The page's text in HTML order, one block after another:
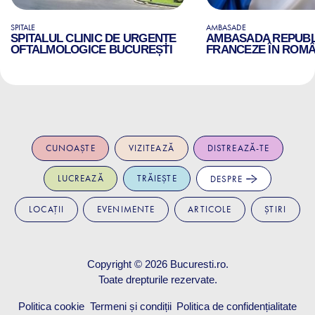
SPITALE
SPITALUL CLINIC DE URGENȚE
OFTALMOLOGICE BUCUREȘTI
AMBASADE
AMBASADA
FRANCEZE ÎN
CUNOAȘTE VIZITEAZĂ DISTREAZĂ-TE
LUCREAZĂ TRĂIEȘTE DESPRE
LOCAȚII EVENIMENTE ARTICOLE ȘTIRI
Copyright © 2026 Bucuresti.ro.
Toate drepturile rezervate.
Politica cookie Termeni și condiții Politica de confidențialitate